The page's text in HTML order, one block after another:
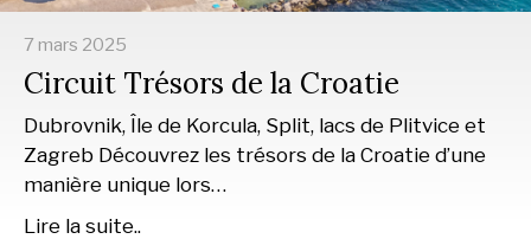
7 mars 2025
Circuit Trésors de la Croatie
Dubrovnik, Île de Korcula, Split, lacs de Plitvice et
Zagreb Découvrez les trésors de la Croatie d’une
manière unique lors…
Lire la suite..